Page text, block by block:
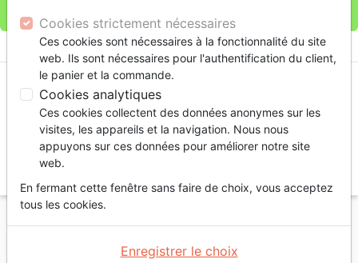
shopping_cart
Accueil Livres Famille, couple
Mariage
À nous deux - 53 réflexions pour elle & lui
Cookies strictement nécessaires
Ces cookies sont nécessaires à la fonctionnalité du site
web. Ils sont nécessaires pour l'authentification du client,
le panier et la commande.
Cookies analytiques
Ces cookies collectent des données anonymes sur les
visites, les appareils et la navigation. Nous nous
appuyons sur ces données pour améliorer notre site
web.
En fermant cette fenêtre sans faire de choix, vous acceptez
tous les cookies.
Enregistrer le choix